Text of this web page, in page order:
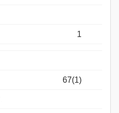
1
67(1)